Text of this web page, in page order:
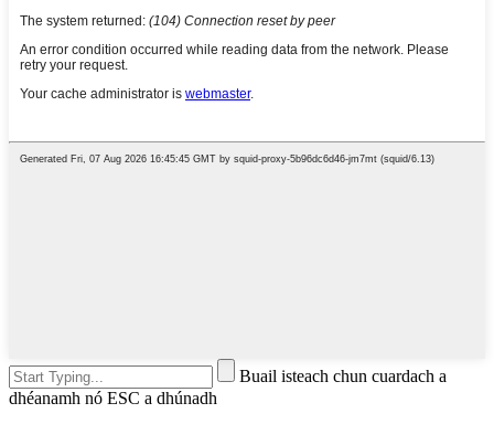
Buail isteach chun cuardach a
dhéanamh nó ESC a dhúnadh